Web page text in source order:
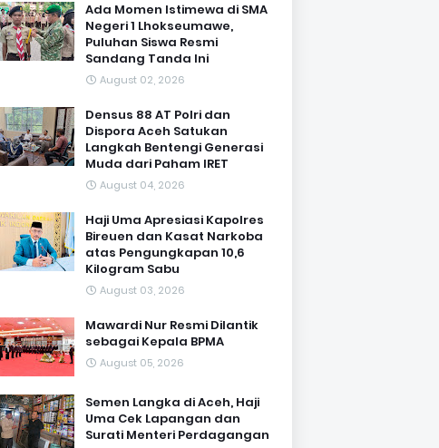
Ada Momen Istimewa di SMA
Negeri 1 Lhokseumawe,
Puluhan Siswa Resmi
Sandang Tanda Ini
August 02, 2026
Densus 88 AT Polri dan
Dispora Aceh Satukan
Langkah Bentengi Generasi
Muda dari Paham IRET
August 04, 2026
Haji Uma Apresiasi Kapolres
Bireuen dan Kasat Narkoba
atas Pengungkapan 10,6
Kilogram Sabu
August 03, 2026
Mawardi Nur Resmi Dilantik
sebagai Kepala BPMA
August 05, 2026
Semen Langka di Aceh, Haji
Uma Cek Lapangan dan
Surati Menteri Perdagangan